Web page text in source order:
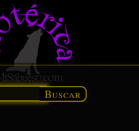
Buscar